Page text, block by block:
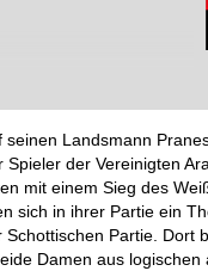
seinen Landsmann
der Vereinigten
mit einem Sieg des
sich in ihrer Partie ein
Schottischen Partie. Dort
Damen aus logischen